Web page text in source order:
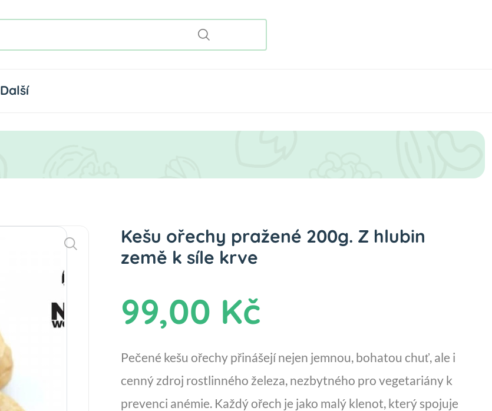
Další
Kešu ořechy pražené 200g. Z hlubin
země k síle krve
99,00 Kč
Pečené kešu ořechy přinášejí nejen jemnou, bohatou chuť, ale i
cenný zdroj rostlinného železa, nezbytného pro vegetariány k
prevenci anémie. Každý ořech je jako malý klenot, který spojuje